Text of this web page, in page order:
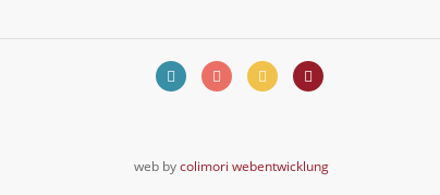
web bycolimori webentwicklung